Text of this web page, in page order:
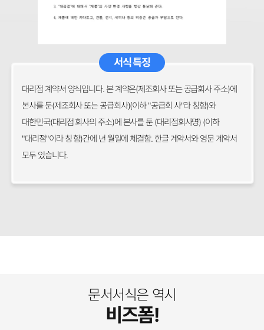
서식 특징
대리점 계약서 양식입니다. 본 계약은(제조회사 또는 공급회사 주소)에
본사를 둔(제조회사 또는 공급회사)(이하 "공급회 사"라 칭함)와
대한민국(대리점 회사의 주소)에 본사를 둔 (대리점회사명) (이하
"대리점"이라 칭 함)간에 년 월일에 체결함. 한글 계약서와 영문 계약서
모두 있습니다.
문서서식은 역시
비즈폼!